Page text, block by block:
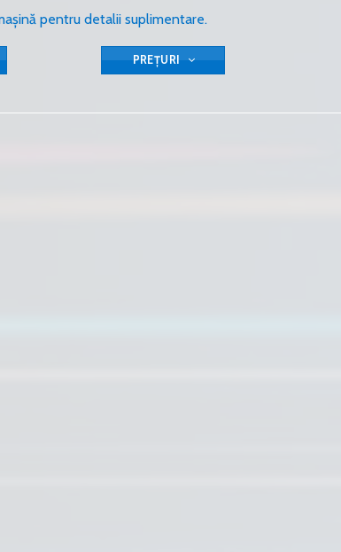
pentru detalii suplimentare.
PREȚURI